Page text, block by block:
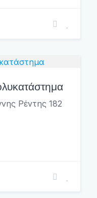
Ρέντης 182